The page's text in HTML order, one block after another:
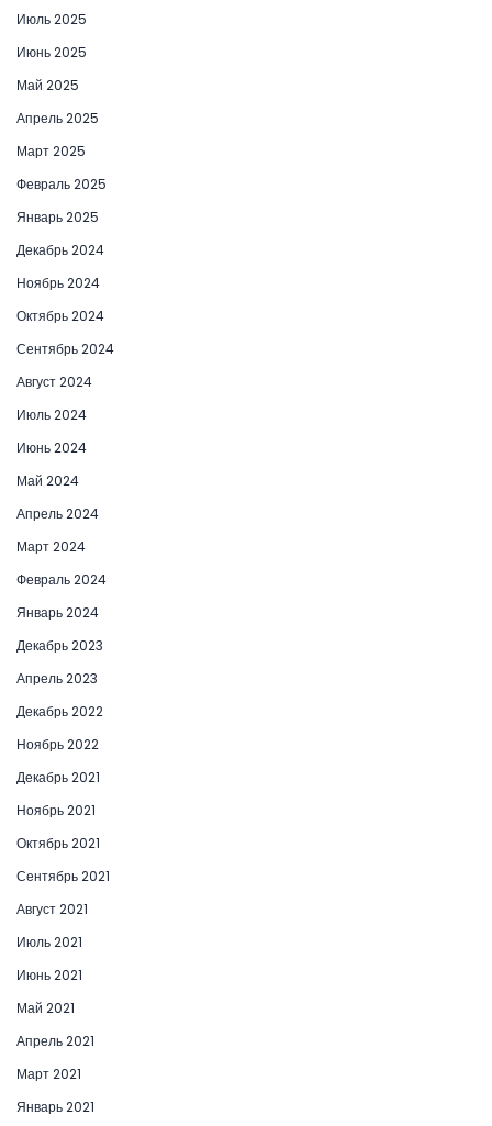
Июль 2025
Июнь 2025
Май 2025
Апрель 2025
Март 2025
Февраль 2025
Январь 2025
Декабрь 2024
Ноябрь 2024
Октябрь 2024
Сентябрь 2024
Август 2024
Июль 2024
Июнь 2024
Май 2024
Апрель 2024
Март 2024
Февраль 2024
Январь 2024
Декабрь 2023
Апрель 2023
Декабрь 2022
Ноябрь 2022
Декабрь 2021
Ноябрь 2021
Октябрь 2021
Сентябрь 2021
Август 2021
Июль 2021
Июнь 2021
Май 2021
Апрель 2021
Март 2021
Январь 2021